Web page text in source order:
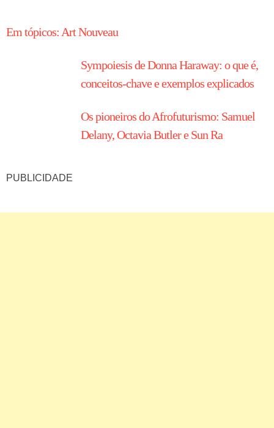
Em tópicos: Art Nouveau
Sympoiesis de Donna Haraway: o que é,
conceitos-chave e exemplos explicados
Os pioneiros do Afrofuturismo: Samuel
Delany, Octavia Butler e Sun Ra
PUBLICIDADE